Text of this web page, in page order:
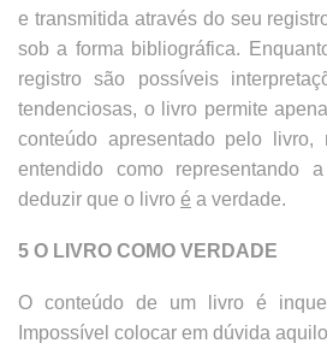
e transmitida através do seu
sob a forma bibliográfica.
registro são possíveis
tendenciosas, o livro permite
conteúdo apresentado pelo
entendido como representando
deduzir que o livro é a verdade.
5 O LIVRO COMO VERDADE
O conteúdo de um livro é
Impossível colocar em dúvida